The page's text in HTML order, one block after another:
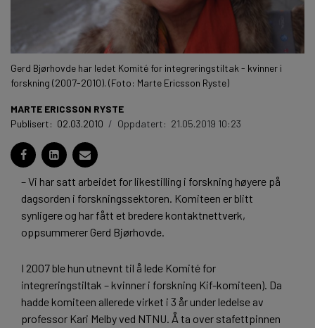
Gerd Bjørhovde har ledet Komité for integreringstiltak - kvinner i
forskning (2007-2010). (Foto: Marte Ericsson Ryste)
MARTE ERICSSON RYSTE
Publisert: 02.03.2010 / Oppdatert: 21.05.2019 10:23
– Vi har satt arbeidet for likestilling i forskning høyere på
dagsorden i forskningssektoren. Komiteen er blitt
synligere og har fått et bredere kontaktnettverk,
oppsummerer Gerd Bjørhovde.
I 2007 ble hun utnevnt til å lede Komité for
integreringstiltak – kvinner i forskning Kif-komiteen). Da
hadde komiteen allerede virket i 3 år under ledelse av
professor Kari Melby ved NTNU. Å ta over stafettpinnen